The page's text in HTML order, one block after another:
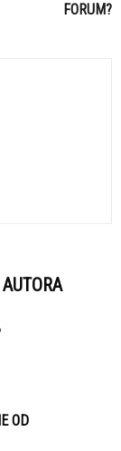
FORUM?
OD